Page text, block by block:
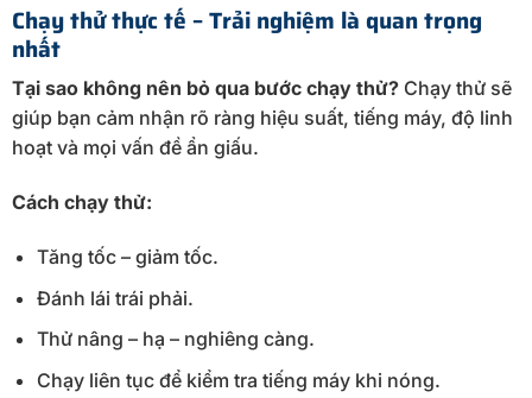
Chạy thử thực tế – Trải nghiệm là quan trọng
nhất
Tại sao không nên bỏ qua bước chạy thử? Chạy thử sẽ
giúp bạn cảm nhận rõ ràng hiệu suất, tiếng máy, độ linh
hoạt và mọi vấn đề ẩn giấu.
Cách chạy thử:
Tăng tốc – giảm tốc.
Đánh lái trái phải.
Thử nâng – hạ – nghiêng càng.
Chạy liên tục để kiểm tra tiếng máy khi nóng.